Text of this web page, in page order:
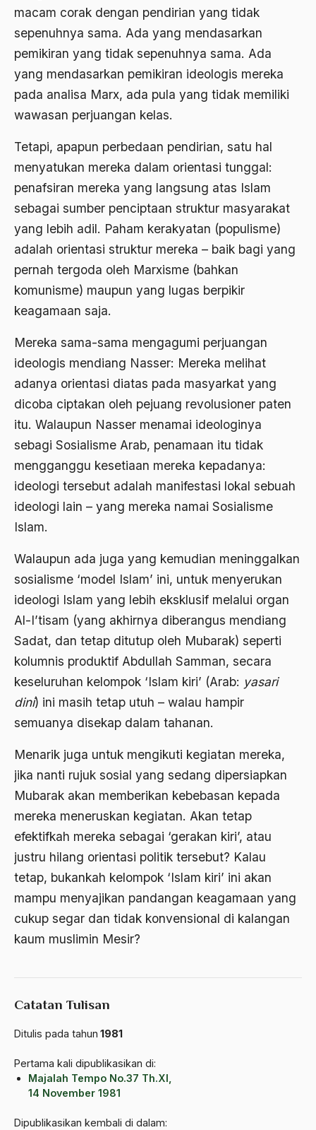
macam corak dengan pendirian yang tidak
sepenuhnya sama. Ada yang mendasarkan
pemikiran yang tidak sepenuhnya sama. Ada
yang mendasarkan pemikiran ideologis mereka
pada analisa Marx, ada pula yang tidak memiliki
wawasan perjuangan kelas.
Tetapi, apapun perbedaan pendirian, satu hal
menyatukan mereka dalam orientasi tunggal:
penafsiran mereka yang langsung atas Islam
sebagai sumber penciptaan struktur masyarakat
yang lebih adil. Paham kerakyatan (populisme)
adalah orientasi struktur mereka – baik bagi yang
pernah tergoda oleh Marxisme (bahkan
komunisme) maupun yang lugas berpikir
keagamaan saja.
Mereka sama-sama mengagumi perjuangan
ideologis mendiang Nasser: Mereka melihat
adanya orientasi diatas pada masyarkat yang
dicoba ciptakan oleh pejuang revolusioner paten
itu. Walaupun Nasser menamai ideologinya
sebagi Sosialisme Arab, penamaan itu tidak
mengganggu kesetiaan mereka kepadanya:
ideologi tersebut adalah manifestasi lokal sebuah
ideologi lain – yang mereka namai Sosialisme
Islam.
Walaupun ada juga yang kemudian meninggalkan
sosialisme ‘model Islam’ ini, untuk menyerukan
ideologi Islam yang lebih eksklusif melalui organ
Al-I’tisam (yang akhirnya diberangus mendiang
Sadat, dan tetap ditutup oleh Mubarak) seperti
kolumnis produktif Abdullah Samman, secara
keseluruhan kelompok ‘Islam kiri’ (Arab: yasari
dini) ini masih tetap utuh – walau hampir
semuanya disekap dalam tahanan.
Menarik juga untuk mengikuti kegiatan mereka,
jika nanti rujuk sosial yang sedang dipersiapkan
Mubarak akan memberikan kebebasan kepada
mereka meneruskan kegiatan. Akan tetap
efektifkah mereka sebagai ‘gerakan kiri’, atau
justru hilang orientasi politik tersebut? Kalau
tetap, bukankah kelompok ‘Islam kiri’ ini akan
mampu menyajikan pandangan keagamaan yang
cukup segar dan tidak konvensional di kalangan
kaum muslimin Mesir?
Catatan Tulisan
Ditulis pada tahun 1981
Pertama kali dipublikasikan di:
Majalah Tempo No.37 Th.XI,
14 November 1981
Dipublikasikan kembali di dalam:
Akidah
Aktivis
Aktivis Muda
akulturasi
akulturasi budaya
Al Asnawi
al qaeda
Al-Azhar
Al-Ghazali
Al-Ikhwanu Al-Muslimun
Al-Ikhwanul Muslimin
al-Khalil Ibnu Ahmad al-Farahidi
Al-Maududi
Al-qua'an dan Hadist
al-quran
Alexander Solzhenitsyin
Ali Khomeini
Ali Murtopo
Ali Sidikin
Ali Syahbana
Aliran AHmadiyah
Aliran Kepercayaan
Allah
ALmanak
Alumni Sayid Al-Maliki
Alvin W. Gouldner
Amar Ma'ruf Nahi Munkar
ambisi politik
Ambivalen
Amerika
amerika latin
amerika serikat
Amien Rais
Amin Iskandar
Amir